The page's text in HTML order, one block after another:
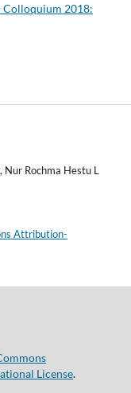
Colloquium 2018:
Rochma Hestu L
Attribution-
License.